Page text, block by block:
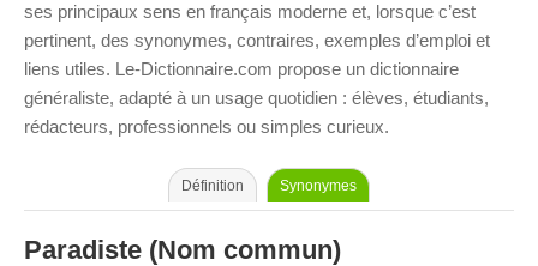
ses principaux sens en français moderne et, lorsque c’est
pertinent, des synonymes, contraires, exemples d’emploi et
liens utiles. Le-Dictionnaire.com propose un dictionnaire
généraliste, adapté à un usage quotidien : élèves, étudiants,
rédacteurs, professionnels ou simples curieux.
Définition Synonymes
Paradiste (Nom commun)